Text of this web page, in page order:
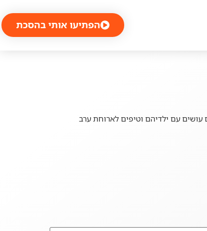
הפתיעו אותי בהסכת
הגדולות שהורים עושים עם ילדיהם וטיפים לארוחת ערב